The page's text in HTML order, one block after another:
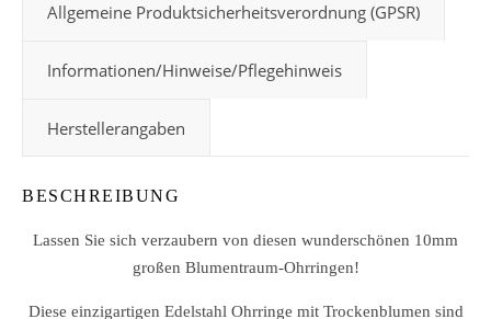
Allgemeine Produktsicherheitsverordnung (GPSR)
Informationen/Hinweise/Pflegehinweis
Herstellerangaben
BESCHREIBUNG
Lassen Sie sich verzaubern von diesen wunderschönen 10mm
großen Blumentraum-Ohrringen!
Diese einzigartigen Edelstahl Ohrringe mit Trockenblumen sind